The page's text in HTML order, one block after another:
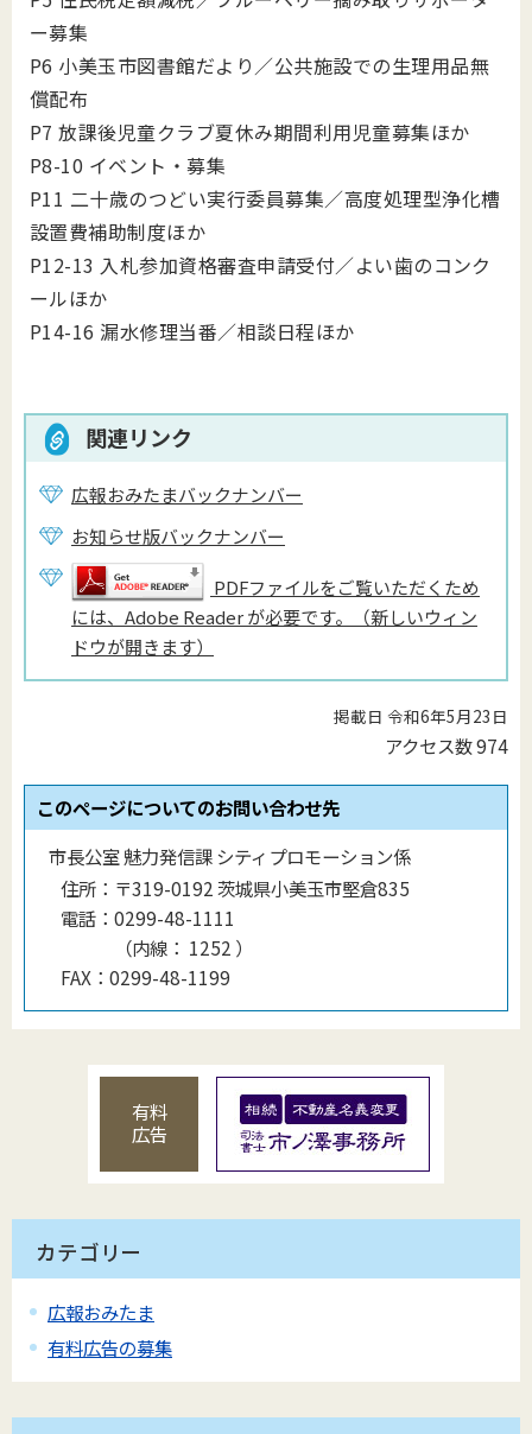
ー募集
P6 小美玉市図書館だより／公共施設での生理用品無
償配布
P7 放課後児童クラブ夏休み期間利用児童募集ほか
P8-10 イベント・募集
P11 二十歳のつどい実行委員募集／高度処理型浄化槽
設置費補助制度ほか
P12-13 入札参加資格審査申請受付／よい歯のコンク
ールほか
P14-16 漏水修理当番／相談日程ほか
関連リンク
広報おみたまバックナンバー
お知らせ版バックナンバー
PDFファイルをご覧いただくため
には、Adobe Reader が必要です。（新しいウィン
ドウが開きます）
掲載日 令和6年5月23日
アクセス数974
このページについてのお問い合わせ先
市長公室 魅力発信課 シティプロモーション係
住所： 〒319-0192 茨城県小美玉市堅倉835
電話： 0299-48-1111
（内線 ： 1252 ）
FAX： 0299-48-1199
有料
広告
カテゴリー
広報おみたま
有料広告の募集